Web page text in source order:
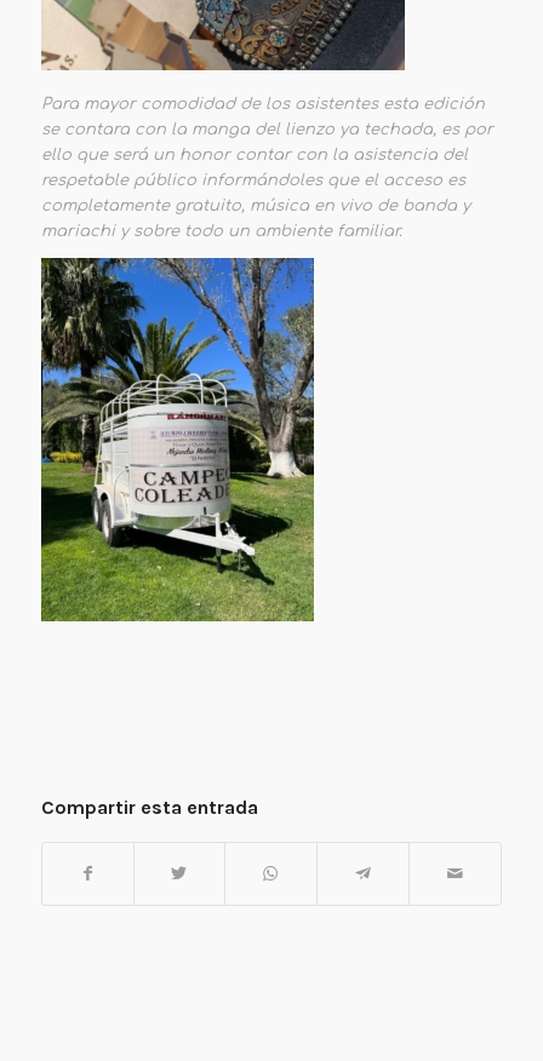
Para mayor comodidad de los asistentes esta edición
se contara con la manga del lienzo ya techada, es por
ello que será un honor contar con la asistencia del
respetable público informándoles que el acceso es
completamente gratuito, música en vivo de banda y
mariachi y sobre todo un ambiente familiar.
Compartir esta entrada